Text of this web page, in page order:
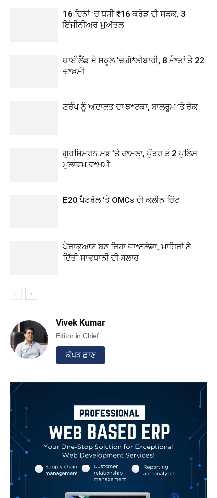
16 ਦਿਨਾਂ ’ਚ ਧਸੀ ₹16 ਕਰੋੜ ਦੀ ਸੜਕ, 3
ਇੰਜੀਨੀਅਰ ਮੁਅੱਤਲ
ਥਾਈਲੈਂਡ ਦੇ ਸਕੂਲ ’ਚ ਗੋ*ਲੀਬਾਰੀ, 8 ਮੌ*ਤਾਂ ਤੇ 22
ਜ਼*ਖ਼ਮੀ
ਟਰੰਪ ਨੂੰ ਅਦਾਲਤ ਦਾ ਝ*ਟਕਾ, ਬਾਲਰੂਮ ’ਤੇ ਰੋਕ
ਗੁਰਸਿਮਰਨ ਮੰਡ ’ਤੇ ਹ*ਮਲਾ, ਪੁੱਤਰ ਤੇ 2 ਪੁਲਿਸ
ਮੁਲਾਜ਼ਮ ਜ਼*ਖ਼ਮੀ
E20 ਪੈਟਰੋਲ ’ਤੇ OMCs ਦੀ ਕਲੀਨ ਚਿੱਟ
ਪੈਰਾਕੁਆਟ ਬਣ ਰਿਹਾ ਜਾ*ਨਲੇਵਾ, ਮਾਹਿਰਾਂ ਨੇ
ਦਿੱਤੀ ਸਾਵਧਾਨੀ ਦੀ ਸਲਾਹ
Vivek Kumar
Editor in Chief
ਕੱਪੜ ਛਾਣ